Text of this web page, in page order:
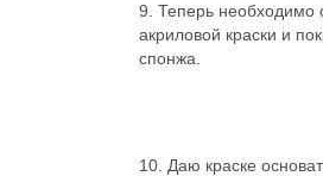
9. Теперь необходимо
акриловой краски и
спонжа.
10. Даю краске